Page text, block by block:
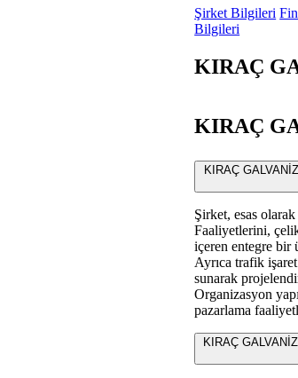
Şirket Bilgileri
Bilgileri
KIRAÇ
KIRAÇ
KIRAÇ
Şirket, esas
Faaliyetlerini,
içeren entegre bir
Ayrıca trafik
sunarak
Organizasyon
pazarlama
KIRAÇ